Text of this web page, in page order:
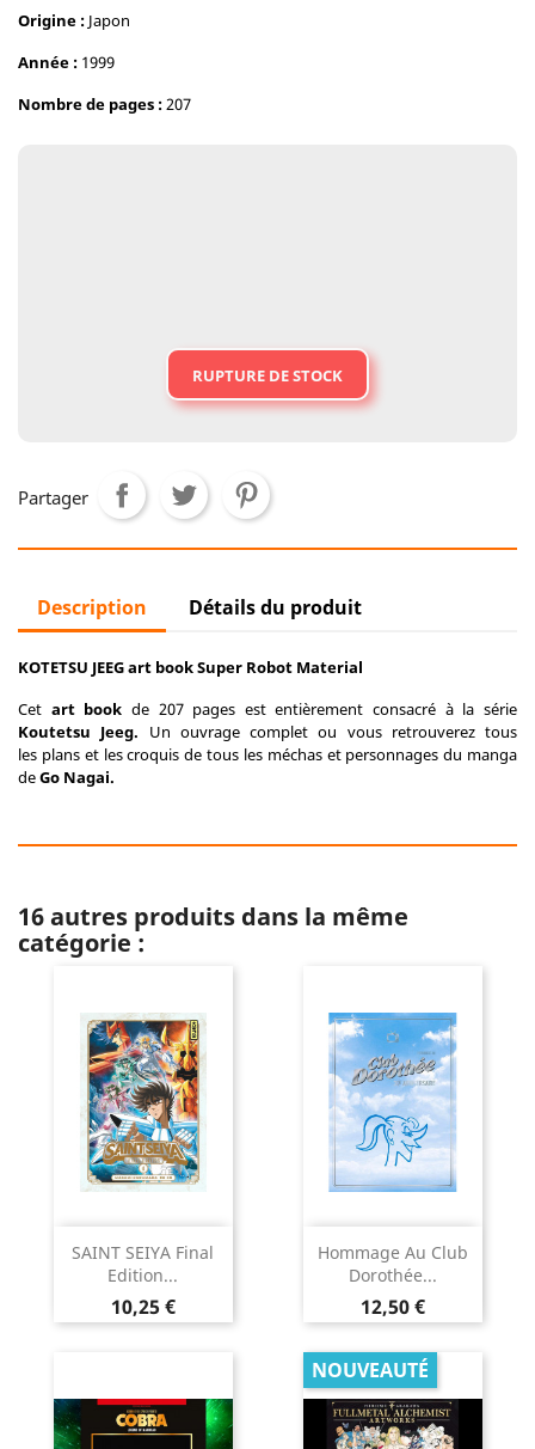
Origine : Japon
Année : 1999
Nombre de pages :207
RUPTURE DE STOCK
Partager
Description Détails du produit
KOTETSU JEEG art book Super Robot Material
Cet art book de 207 pages est entièrement consacré à la série
Koutetsu Jeeg. Un ouvrage complet ou vous retrouverez tous
les plans et les croquis de tous les méchas et personnages du manga
deGo Nagai.
16 autres produits dans la même
catégorie :
SAINT SEIYA Final
Edition...
Prix
10,25 €
Hommage Au Club
Dorothée...
Prix
12,50 €
NOUVEAUTÉ